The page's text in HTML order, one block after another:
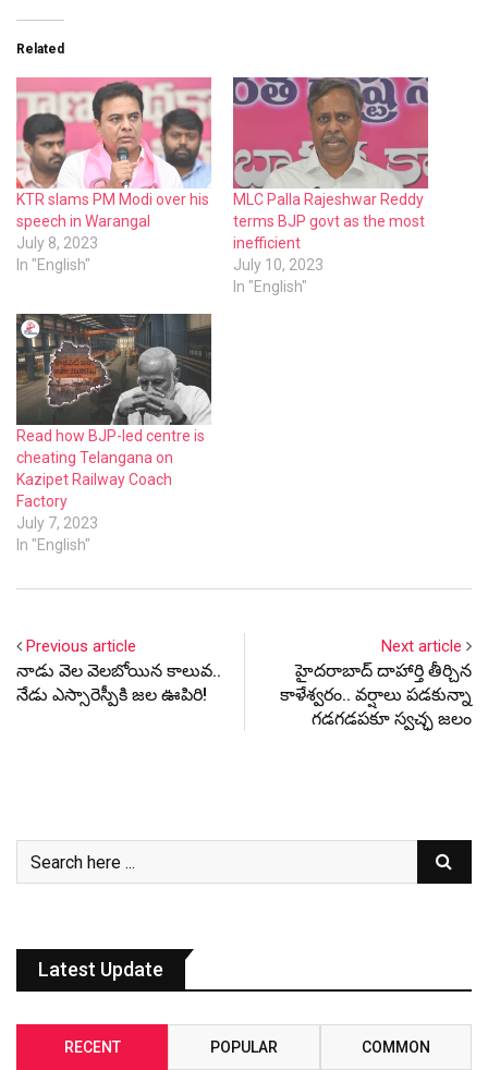
Related
KTR slams PM Modi over his
speech in Warangal
July 8, 2023
In "English"
MLC Palla Rajeshwar Reddy
terms BJP govt as the most
inefficient
July 10, 2023
In "English"
Read how BJP-led centre is
cheating Telangana on
Kazipet Railway Coach
Factory
July 7, 2023
In "English"
Previous article
నాడు వెల వెల‌బోయిన కాలువ‌..
నేడు ఎస్సారెస్పీకి జ‌ల‌ ఊపిరి!
Next article
హైద‌రాబాద్ దాహార్తి తీర్చిన
కాళేశ్వ‌రం.. వ‌ర్షాలు ప‌డ‌కున్నా
గ‌డ‌గ‌డ‌ప‌కూ స్వ‌చ్ఛ జ‌లం
Latest Update
RECENT POPULAR COMMON